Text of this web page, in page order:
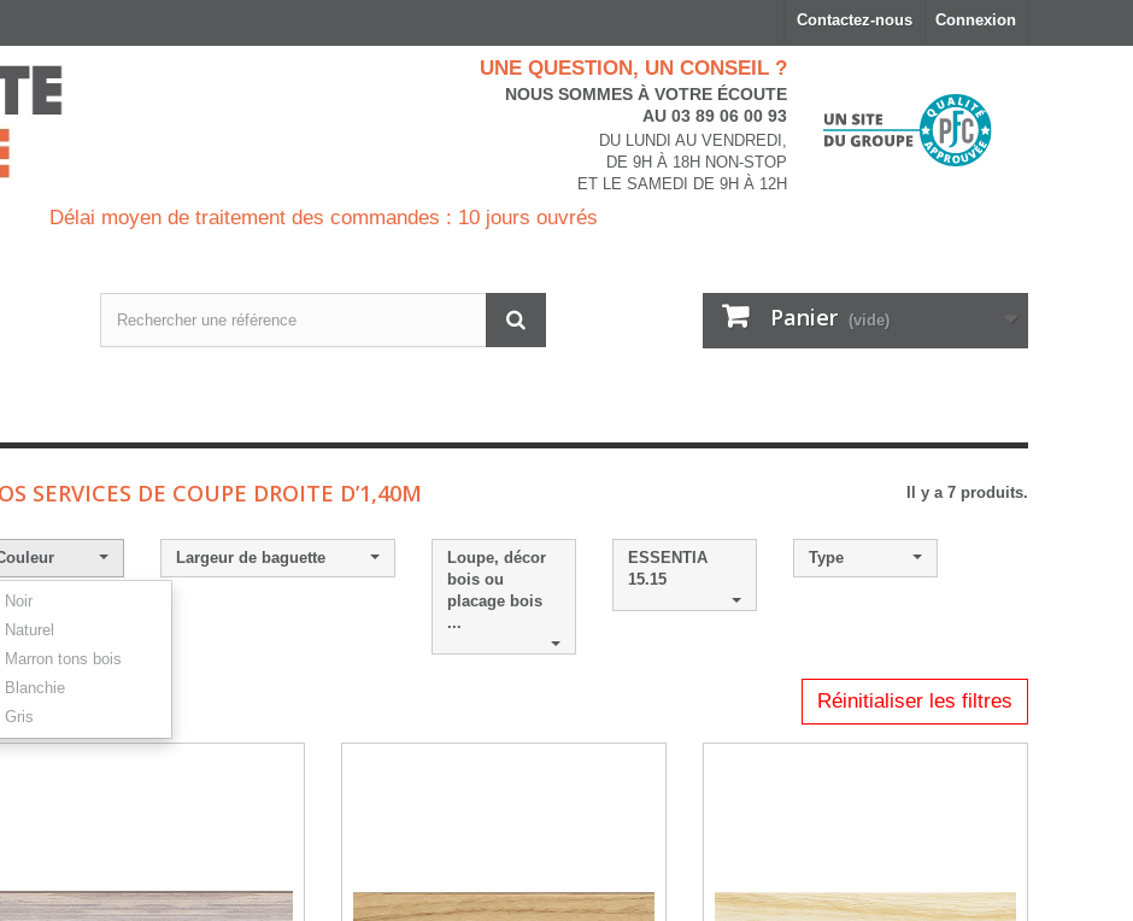
Connexion
Contactez-nous
UNE QUESTION, UN CONSEIL ?
NOUS SOMMES À VOTRE ÉCOUTE
AU 03 89 06 00 93
DU LUNDI AU VENDREDI,
DE 9H À 18H NON-STOP
ET LE SAMEDI DE 9H À 12H
Délai moyen de traitement des commandes : 10 jours ouvrés
Panier (vide)
SERVICES DE COUPE DROITE D’1,40M Il y a 7 produits.
Noir
Naturel
Marron tons bois
Blanchie
Gris
Largeur de baguette
Loupe, décor
bois ou
placage bois
...
ESSENTIA
15.15
Type
Réinitialiser les filtres
1 - 7 sur 7.